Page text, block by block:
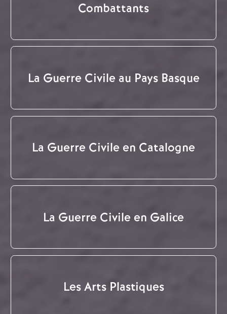
Combattants
La Guerre Civile au Pays Basque
La Guerre Civile en Catalogne
La Guerre Civile en Galice
Les Arts Plastiques